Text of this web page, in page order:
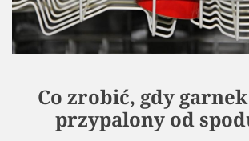
Co zrobić, gdy
przypalony od